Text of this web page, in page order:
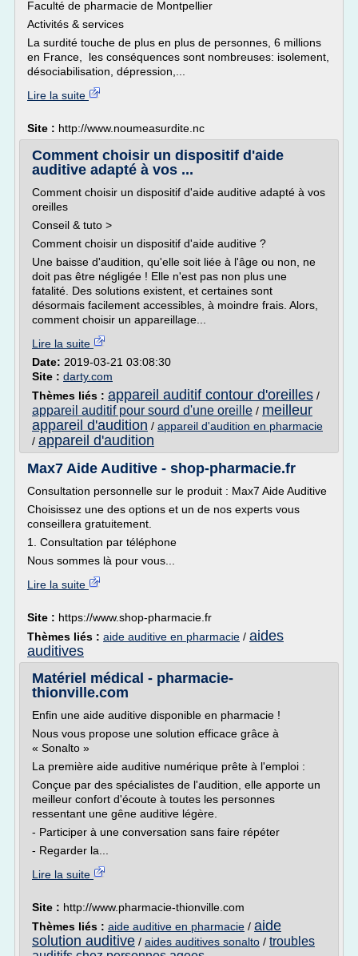
Faculté de pharmacie de Montpellier
Activités & services
La surdité touche de plus en plus de personnes, 6 millions
en France, les conséquences sont nombreuses: isolement,
désociabilisation, dépression,...
Lire la suite
Site : http://www.noumeasurdite.nc
Comment choisir un dispositif d'aide
auditive adapté à vos ...
Comment choisir un dispositif d'aide auditive adapté à vos
oreilles
Conseil & tuto >
Comment choisir un dispositif d'aide auditive ?
Une baisse d'audition, qu'elle soit liée à l'âge ou non, ne
doit pas être négligée ! Elle n'est pas non plus une
fatalité. Des solutions existent, et certaines sont
désormais facilement accessibles, à moindre frais. Alors,
comment choisir un appareillage...
Lire la suite
Date: 2019-03-21 03:08:30
Site : darty.com
Thèmes liés : appareil auditif contour d'oreilles /
appareil auditif pour sourd d'une oreille / meilleur
appareil d'audition / appareil d'audition en pharmacie
/ appareil d'audition
Max7 Aide Auditive - shop-pharmacie.fr
Consultation personnelle sur le produit : Max7 Aide Auditive
Choisissez une des options et un de nos experts vous
conseillera gratuitement.
1. Consultation par téléphone
Nous sommes là pour vous...
Lire la suite
Site : https://www.shop-pharmacie.fr
Thèmes liés : aide auditive en pharmacie / aides
auditives
Matériel médical - pharmacie-
thionville.com
Enfin une aide auditive disponible en pharmacie !
Nous vous propose une solution efficace grâce à
« Sonalto »
La première aide auditive numérique prête à l'emploi :
Conçue par des spécialistes de l'audition, elle apporte un
meilleur confort d'écoute à toutes les personnes
ressentant une gêne auditive légère.
- Participer à une conversation sans faire répéter
- Regarder la...
Lire la suite
Site : http://www.pharmacie-thionville.com
Thèmes liés : aide auditive en pharmacie / aide
solution auditive / aides auditives sonalto / troubles